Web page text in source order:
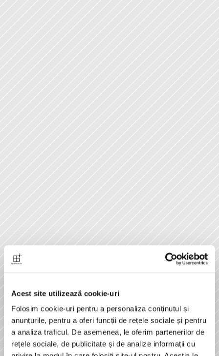
Acest site utilizează cookie-uri
Folosim cookie-uri pentru a personaliza conținutul și
anunțurile, pentru a oferi funcții de rețele sociale și pentru
a analiza traficul. De asemenea, le oferim partenerilor de
rețele sociale, de publicitate și de analize informații cu